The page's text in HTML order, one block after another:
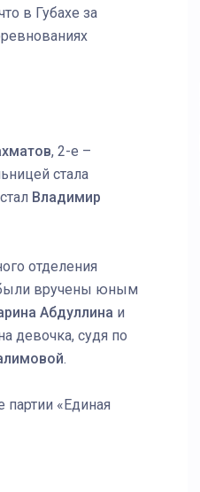
в Губахе за
, 2-е –
стала
Владимир
отделения
были вручены юным
Абдуллина и
девочка, судя по
.
партии «Единая
сделал
свою детскую